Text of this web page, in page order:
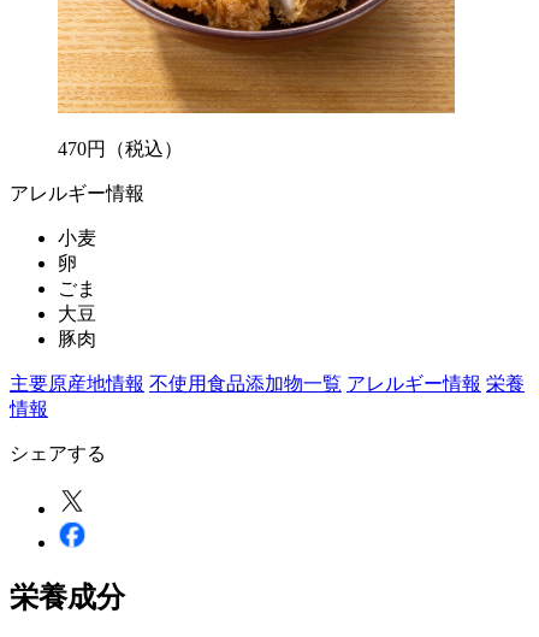
470円 （税込）
アレルギー情報
小麦
卵
ごま
大豆
豚肉
主要原産地情報 不使用食品添加物一覧 アレルギー情報 栄養
情報
シェアする
栄養成分